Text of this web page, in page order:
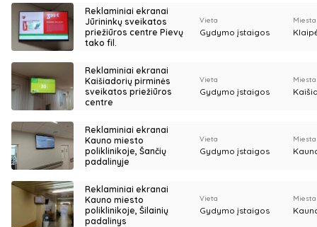
Reklaminiai ekranai
Jūrininkų sveikatos
priežiūros centre Pievų
tako fil.
Vieta
Gydymo įstaigos
Reklaminiai ekranai
Kaišiadorių pirminės
sveikatos priežiūros
centre
Vieta
Gydymo įstaigos
Reklaminiai ekranai
Kauno miesto
poliklinikoje, Šančių
padalinyje
Vieta
Gydymo įstaigos
Reklaminiai ekranai
Kauno miesto
poliklinikoje, Šilainių
padalinys
Vieta
Gydymo įstaigos